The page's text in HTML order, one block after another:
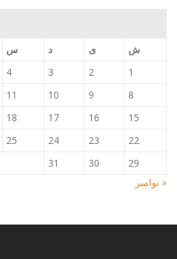
ش
ی د س
1
2
3
4
8
9
10
11
15
16
17
18
22
23
24
25
29
30
31
« نوامبر